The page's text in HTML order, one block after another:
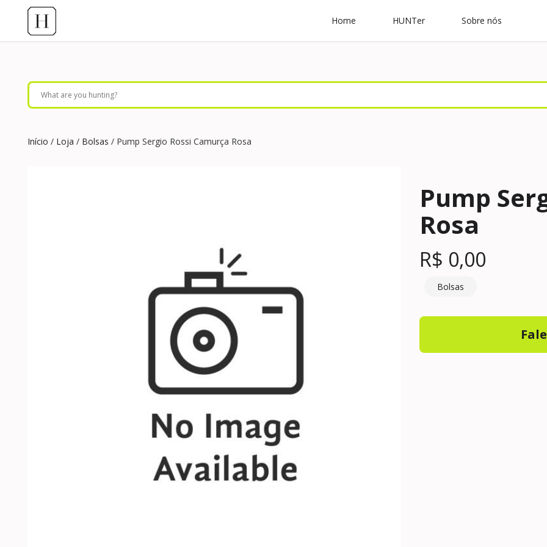
Home HUNTer Sobre nós
Início / Loja / Bolsas / Pump Sergio Rossi Camurça Rosa
Pump
Rosa
R$ 0,00
Bolsas